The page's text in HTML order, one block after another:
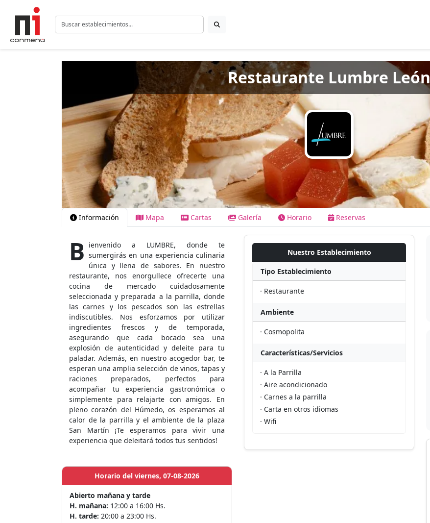
Restaurante Lumbre León
Información Mapa Cartas Galería Horario Reservas
B ienvenido a LUMBRE, donde te
sumergirás en una experiencia culinaria
única y llena de sabores. En nuestro
restaurante, nos enorgullece ofrecerte una
cocina de mercado cuidadosamente
seleccionada y preparada a la parrilla, donde
las carnes y los pescados son las estrellas
indiscutibles. Nos esforzamos por utilizar
ingredientes frescos y de temporada,
asegurando que cada bocado sea una
explosión de autenticidad y deleite para tu
paladar. Además, en nuestro acogedor bar, te
esperan una amplia selección de vinos, tapas y
raciones preparados, perfectos para
acompañar tu experiencia gastronómica o
simplemente para relajarte con amigos. En
pleno corazón del Húmedo, os esperamos al
calor de la parrilla y el ambiente de la plaza
San Martín ¡Te esperamos para vivir una
experiencia que deleitará todos tus sentidos!
Horario del viernes, 07-08-2026
Abierto mañana y tarde
H. mañana: 12:00 a 16:00 Hs.
H. tarde: 20:00 a 23:00 Hs.
Nuestro Establecimiento
Tipo Establecimiento
· Restaurante
Ambiente
· Cosmopolita
Características/Servicios
· A la Parrilla
· Aire acondicionado
· Carnes a la parrilla
· Carta en otros idiomas
· Wifi